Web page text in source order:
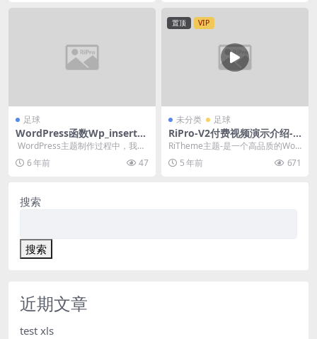
足球
WordPress函数Wp_insert_c
omment插入评论到数据库中
WordPress主题制作过程中，我认
为最为复杂的就是评论处理部分。
当然这个复...
6 年前 47
置顶 VIP
未分类 足球
RiPro-V2付费视频演示介绍-
多集
RiTheme主题-是一个高品质的Wor
dPress正版主题开发下载，致力于
为广...5 年前 671
搜索
搜索
近期文章
test xls